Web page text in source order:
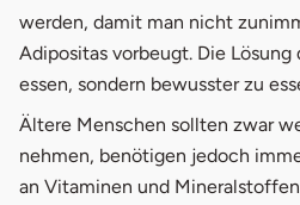
werden, damit man nicht
Adipositas vorbeugt. Die
essen, sondern bewusster zu
Ältere Menschen sollten zwar
nehmen, benötigen jedoch
an Vitaminen und